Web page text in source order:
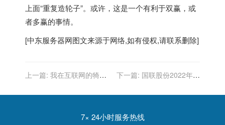
上面“重复造轮子”。或许，这是一个有利于双赢，或
者多赢的事情。
[中东服务器网图文来源于网络,如有侵权,请联系删除]
上一篇: 我在互联网的犄角
的大学宿舍桌面布置
下一篇: 国联股份2022年互
超三倍 钛行业数据将在北数
7× 24小时服务热线